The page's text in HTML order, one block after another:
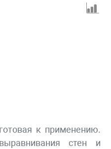
к применению.
стен и